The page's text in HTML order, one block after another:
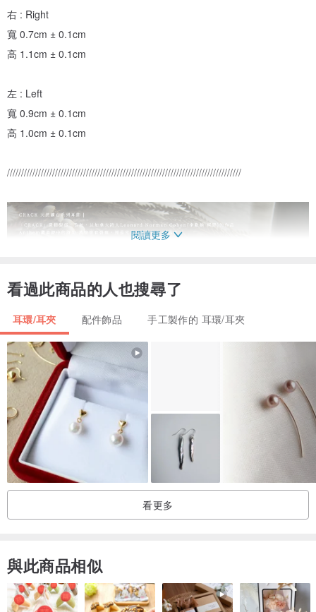
右 : Right
寬 0.7cm ± 0.1cm
高 1.1cm ± 0.1cm
左 : Left
寬 0.9cm ± 0.1cm
高 1.0cm ± 0.1cm
///////////////////////////////////////////////////////////////////////////////////
閱讀更多
看過此商品的人也搜尋了
耳環/耳夾 配件飾品 手工製作的 耳環/耳夾
看更多
與此商品相似